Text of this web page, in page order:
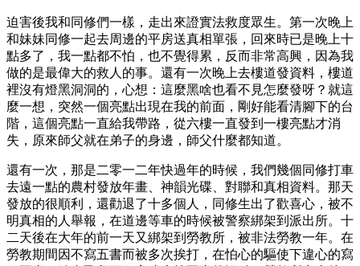
迫害後我和同修們一樣，走出來證實法救度眾生。第一次晚上
和妹妹同修一起去周邊的平房送真相單張，回來時已是晚上十
點多了，我一點都不怕，也不覺得累，反而非常高興，因為我
做的是最偉大的救人的事。還有一次晚上去樓道發資料，樓道
裡沒有燈黑洞洞的，心想：這麼黑啥也看不見怎麼發呀？就這
麼一想，突然一個亮點出現在我的前面，剛好能看清腳下的台
階，這個亮點一直給我帶路，從六樓一直發到一樓亮點才消
失，原來師父就在弟子的身邊，師父什麼都知道。
還有一次，那是二零一二年快過年的時候，我們幾個同修打車
去遠一點的農村發放年畫、神韻光碟、對聯和真相資料。那天
發放的很順利，還勸退了十多個人，同修生出了歡喜心，被不
明真相的人舉報，在道邊等車的時候被警察綁架到派出所。十
二天後在大年的前一天又綁架到勞教所，被非法勞教一年。在
勞教期間因不寫五書而被多次挨打，在怕心的驅使下違心的寫